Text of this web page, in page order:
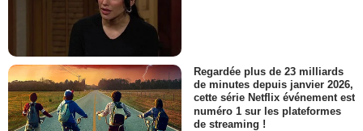
Regardée plus de 23 milliards
de minutes depuis janvier 2026,
cette série Netflix événement est
numéro 1 sur les plateformes
de streaming !